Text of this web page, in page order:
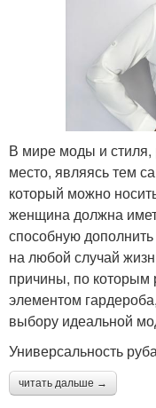
В мире моды и стиля,
место, являясь тем
который можно
женщина должна
способную
на любой случай
причины, по
элементом
выбору идеальной
Универсальность
читать дальше →